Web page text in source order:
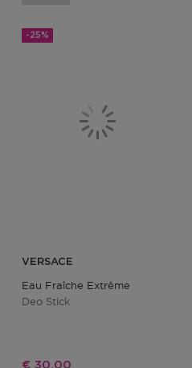
-25%
VERSACE
Eau Fraîche Extrême
Deo Stick
Kortingsprijs
€ 30,00